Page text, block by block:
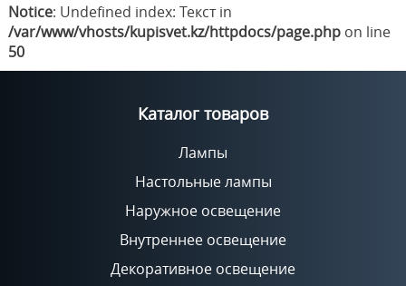
Notice: Undefined index: Текст in
/var/www/vhosts/kupisvet.kz/httpdocs/page.phpon line
50
Каталог товаров
Лампы
Настольные лампы
Наружное освещение
Внутреннее освещение
Декоративное освещение